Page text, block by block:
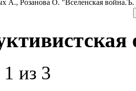
А., Розанова О. "Вселенская
из 3